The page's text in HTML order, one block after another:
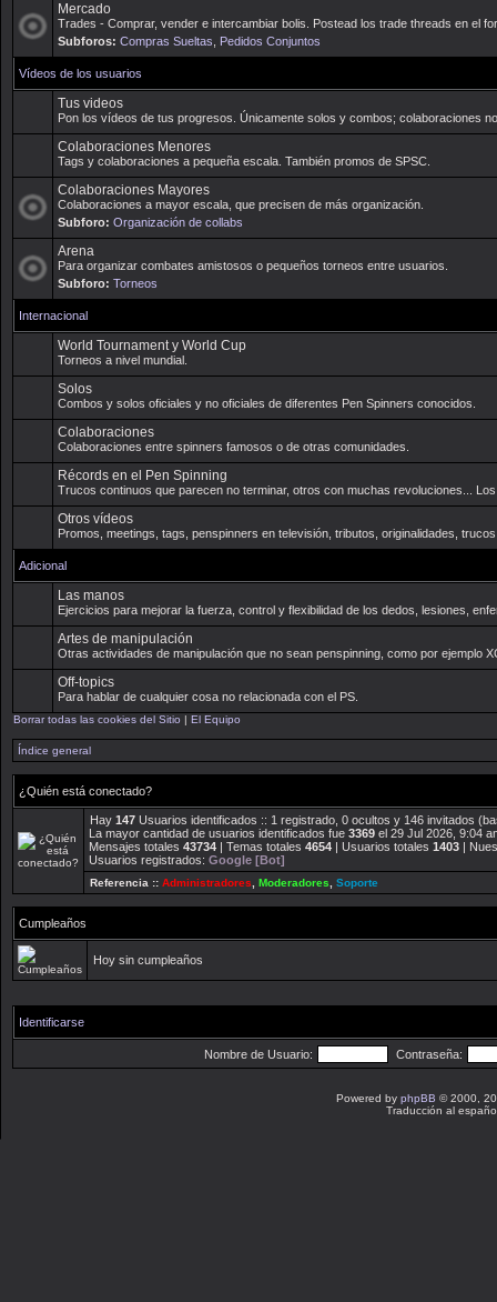
Mercado
Trades - Comprar, vender e intercambiar bolis. Postead los trade threads en el
Subforos: Compras Sueltas Pedidos Conjuntos
Vídeos de los usuarios
Tus videos
Pon los vídeos de tus progresos. Únicamente solos y combos; colaboraciones
Colaboraciones Menores
Tags y colaboraciones a pequeña escala. También promos de SPSC.
Colaboraciones Mayores
Colaboraciones a mayor escala, que precisen de más organización.
Subforo: Organización de collabs
Arena
Para organizar combates amistosos o pequeños torneos entre usuarios.
Subforo: Torneos
Internacional
World Tournament y World Cup
Torneos a nivel mundial.
Solos
Combos y solos oficiales y no oficiales de diferentes Pen Spinners conocidos.
Colaboraciones
Colaboraciones entre spinners famosos o de otras comunidades.
Récords en el Pen Spinning
Trucos continuos que parecen no terminar, otros con muchas revoluciones...
Otros vídeos
Promos, meetings, tags, penspinners en televisión, tributos, originalidades,
Adicional
Las manos
Ejercicios para mejorar la fuerza, control y flexibilidad de los dedos, lesiones,
Artes de manipulación
Otras actividades de manipulación que no sean penspinning, como por ejemplo
Off-topics
Para hablar de cualquier cosa no relacionada con el PS.
Borrar todas las cookies del Sitio | El Equipo
Índice general
¿Quién está conectado?
Hay 147 Usuarios identificados :: 1 registrado, 0 ocultos y 146 invitados
La mayor cantidad de usuarios identificados fue 3369 el 29 Jul 2026, 9:04
Mensajes totales 43734 | Temas totales 4654 | Usuarios totales 1403 |
Usuarios registrados: Google [Bot]
Referencia :: Administradores Moderadores Soporte
Cumpleaños
Hoy sin cumpleaños
Identificarse
Nombre de Usuario: Contraseña:
Powered by phpBB © 2000,
Traducción al